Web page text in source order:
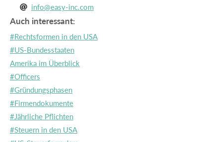
 info@easy-inc.com
Auch interessant:
#Rechtsformen in den USA
#US-Bundesstaaten
Amerika im Überblick
#Officers
#Gründungsphasen
#Firmendokumente
#Jährliche Pflichten
#Steuern in den USA